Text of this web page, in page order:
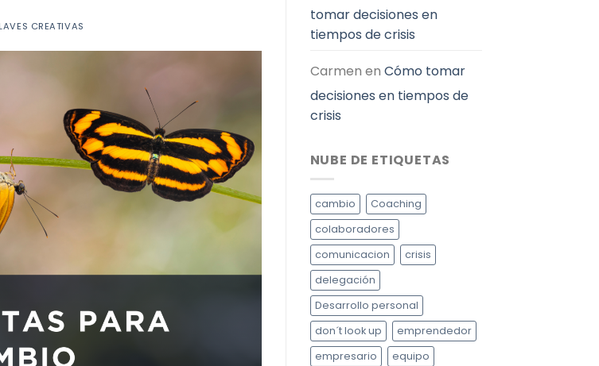
CREATIVAS
tomar decisiones en
tiempos de crisis
Carmen en Cómo tomar
decisiones en tiempos de
crisis
NUBE DE ETIQUETAS
cambio
Coaching
colaboradores
comunicacion
crisis
delegación
Desarrollo personal
don´t look up
emprendedor
empresario
equipo